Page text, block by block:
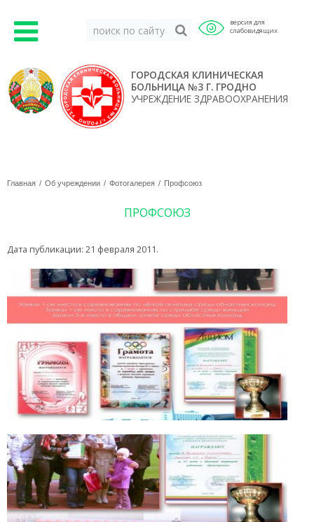
версия для
слабовидящих
ГОРОДСКАЯ КЛИНИЧЕСКАЯ
БОЛЬНИЦА №3 Г. ГРОДНО
УЧРЕЖДЕНИЕ ЗДРАВООХРАНЕНИЯ
Главная Об учреждении Фотогалерея Профсоюз
ПРОФСОЮЗ
Дата публикации: 21 февраля 2011.